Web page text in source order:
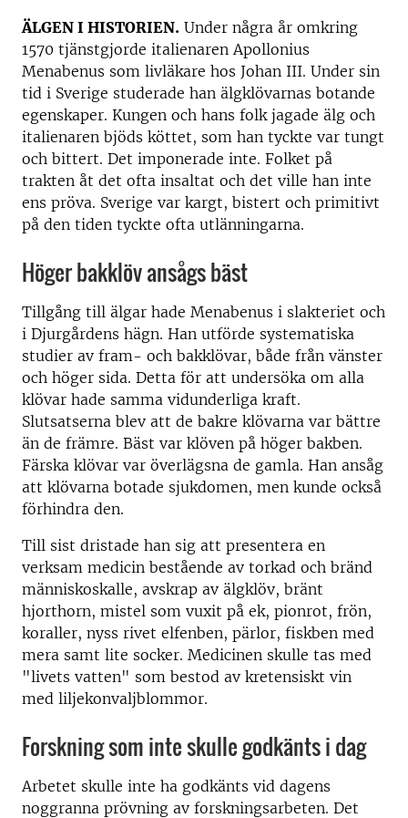
ÄLGEN I HISTORIEN. Under några år omkring
1570 tjänstgjorde italienaren Apollonius
Menabenus som livläkare hos Johan III. Under sin
tid i Sverige studerade han älgklövarnas botande
egenskaper. Kungen och hans folk jagade älg och
italienaren bjöds köttet, som han tyckte var tungt
och bittert. Det imponerade inte. Folket på
trakten åt det ofta insaltat och det ville han inte
ens pröva. Sverige var kargt, bistert och primitivt
på den tiden tyckte ofta utlänningarna.
Höger bakklöv ansågs bäst
Tillgång till älgar hade Menabenus i slakteriet och
i Djurgårdens hägn. Han utförde systematiska
studier av fram- och bakklövar, både från vänster
och höger sida. Detta för att undersöka om alla
klövar hade samma vidunderliga kraft.
Slutsatserna blev att de bakre klövarna var bättre
än de främre. Bäst var klöven på höger bakben.
Färska klövar var överlägsna de gamla. Han ansåg
att klövarna botade sjukdomen, men kunde också
förhindra den.
Till sist dristade han sig att presentera en
verksam medicin bestående av torkad och bränd
människoskalle, avskrap av älgklöv, bränt
hjorthorn, mistel som vuxit på ek, pionrot, frön,
koraller, nyss rivet elfenben, pärlor, fiskben med
mera samt lite socker. Medicinen skulle tas med
"livets vatten" som bestod av kretensiskt vin
med liljekonvaljblommor.
Forskning som inte skulle godkänts i dag
Arbetet skulle inte ha godkänts vid dagens
noggranna prövning av forskningsarbeten. Det